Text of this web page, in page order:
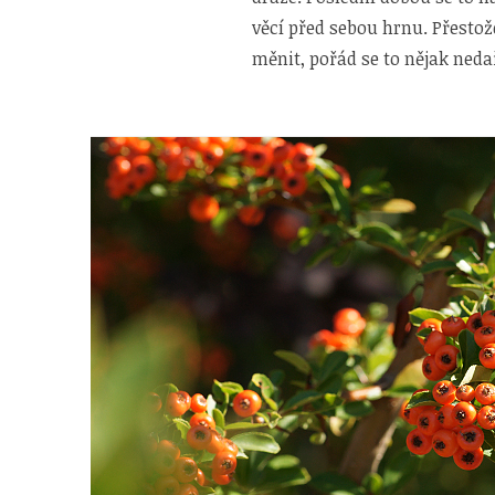
věcí před sebou hrnu.
měnit, pořád se to nějak